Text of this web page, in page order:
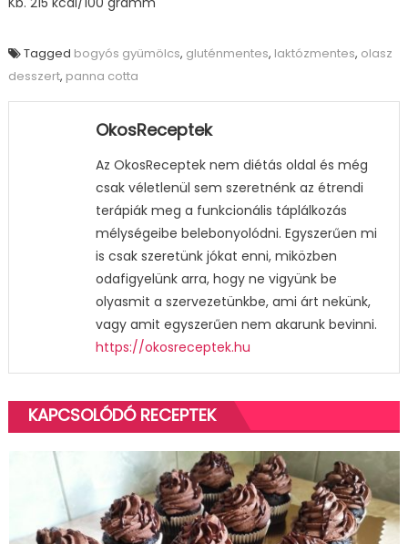
Tagged bogyós gyümölcs, gluténmentes, laktózmentes, olasz
desszert, panna cotta
OkosReceptek
Az OkosReceptek nem diétás oldal és még
csak véletlenül sem szeretnénk az étrendi
terápiák meg a funkcionális táplálkozás
mélységeibe belebonyolódni. Egyszerűen mi
is csak szeretünk jókat enni, miközben
odafigyelünk arra, hogy ne vigyünk be
olyasmit a szervezetünkbe, ami árt nekünk,
vagy amit egyszerűen nem akarunk bevinni.
https://okosreceptek.hu
KAPCSOLÓDÓ RECEPTEK